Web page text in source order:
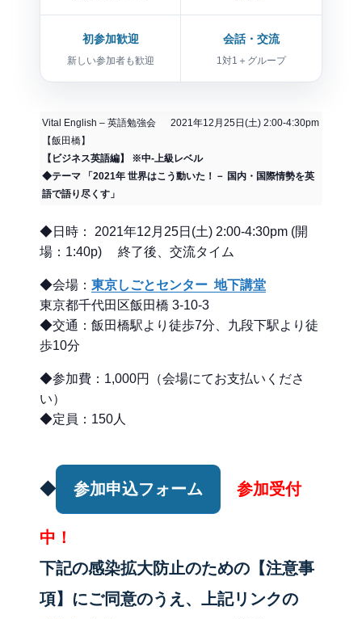
初参加歓迎
新しい参加者も歓迎
会話・交流
1対1＋グループ
Vital English – 英語勉強会 2021年12月25日(土) 2:00-4:30pm
【飯田橋】
【ビジネス英語編】 ※中-上級レベル
◆テーマ 「2021年 世界はこう動いた！－ 国内・国際情勢を英
語で語り尽くす」
◆日時： 2021年12月25日(土) 2:00-4:30pm (開
場：1:40p) 終了後、交流タイム
◆会場： 東京しごとセンター 地下講堂
東京都千代田区飯田橋 3-10-3
◆交通：飯田橋駅より徒歩7分、九段下駅より徒
歩10分
◆参加費：1,000円（会場にてお支払いくださ
い）
◆定員：150人
◆ 参加申込フォーム 参加受付
中！
下記の感染拡大防止のための【注意事
項】にご同意のうえ、上記リンクの